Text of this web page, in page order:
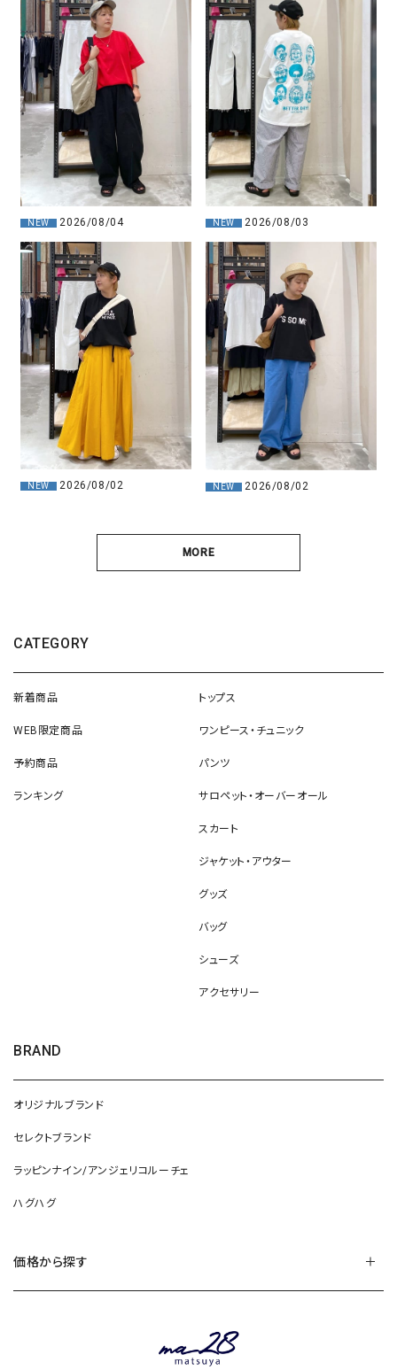
NEW 2026/08/04 NEW 2026/08/03
NEW 2026/08/02 NEW 2026/08/02
MORE
CATEGORY
新着商品
WEB限定商品
予約商品
ランキング
トップス
ワンピース・チュニック
パンツ
サロペット・オーバーオール
スカート
ジャケット・アウター
グッズ
バッグ
シューズ
アクセサリー
BRAND
オリジナルブランド
セレクトブランド
ラッピンナイン/アンジェリコルーチェ
ハグハグ
価格から探す